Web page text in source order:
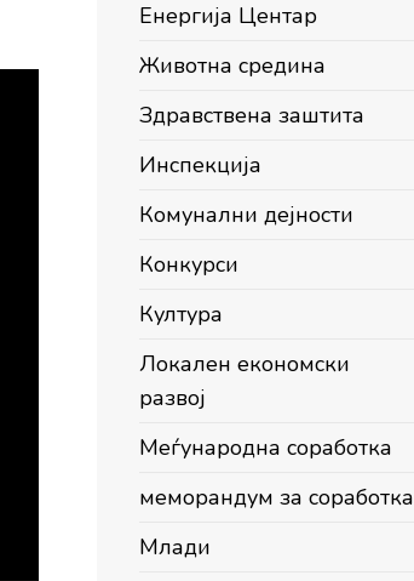
Енергија Центар
Животна средина
Здравствена заштита
Инспекција
Комунални дејности
Конкурси
Култура
Локален економски
развој
Меѓународна соработка
меморандум за соработка
Млади